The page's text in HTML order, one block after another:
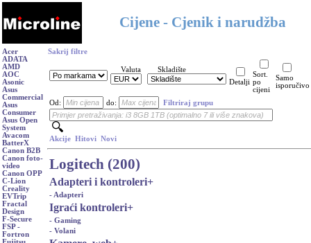
Cijene - Cjenik i narudžba
Acer
ADATA
AMD
AOC
Asonic
Asus
Commercial
Asus
Consumer
Asus Open
System
Avacom
BatterX
Canon B2B
Canon foto-
video
Canon OPP
C-Lion
Creality
EVTrip
Fractal
Design
F-Secure
FSP -
Fortron
Sakrij filtre
Valuta
Skladište
Detalji
Sort.
po
cijeni
Samo
isporučivo
Od: do: Filtriraj grupu
Akcije Hitovi Novi
Logitech (200)
Adapteri i kontroleri+
- Adapteri
Igraći kontroleri+
- Gaming
- Volani